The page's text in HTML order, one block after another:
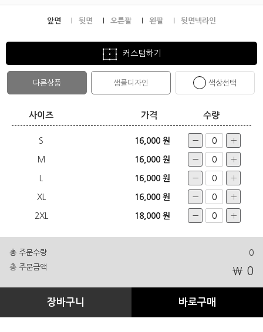
앞면 뒷면 오른팔 왼팔 뒷면넥라인
커스텀하기
다른상품 샘플디자인 색상선택
사이즈 가격 수량
S 16,000 원
M 16,000 원
16,000 원
XL 16,000 원
2XL 18,000 원
총 주문수량 0
총 주문금액 ₩ 0
장바구니 바로구매